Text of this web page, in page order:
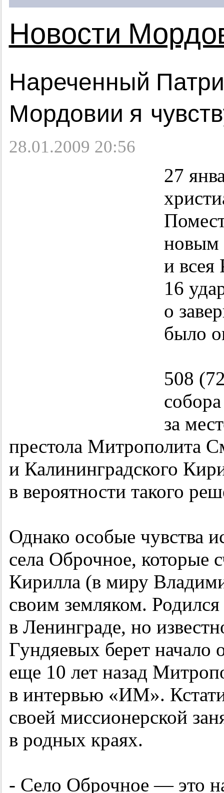
Новости
Нареченный
Мордовии я
28.01.2009 20:56
27
новым
и всея
16
о
было
508
за
престола Митрополита
и Калининградского
в вероятности такого
Однако особые чувства
села Оброчное, которые
Кирилла (в миру
своим земляком.
в Ленинграде, но
Гундяевых берет начало
еще 10 лет назад
в интервью «ИМ».
своей миссионерской
в родных краях.
- Село Оброчное — это